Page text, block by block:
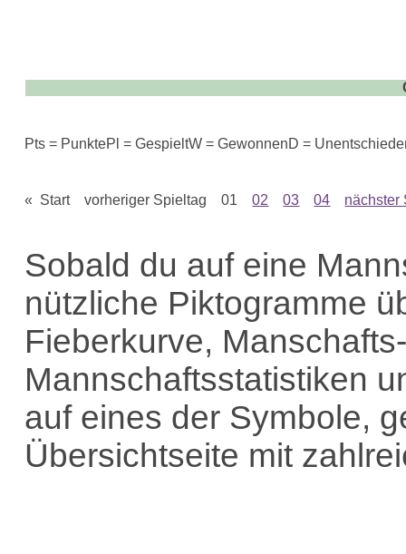
Pts = PunktePl = GespieltW = GewonnenD =
« Start vorheriger Spieltag 0102 03 04 nächster
Sobald du auf eine
nützliche Piktogramme
Fieberkurve,
Mannschaftsstatistiken
auf eines der Symbole,
Übersichtseite mit